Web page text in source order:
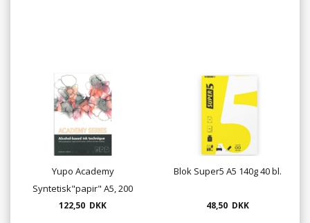
Yupo Academy
Syntetisk"papir" A5, 200
gr.
122,50 DKK
Blok Super5 A5 140g 40 bl.
48,50 DKK